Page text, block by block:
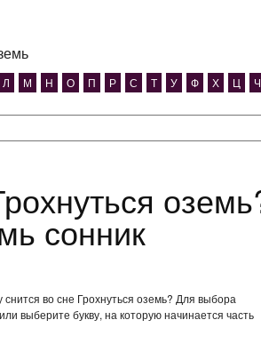
Л М Н О П Р С Т У Ф Х Ц Ч
сонник
снится во сне Грохнуться оземь? Для выбора
выберите букву, на которую начинается часть